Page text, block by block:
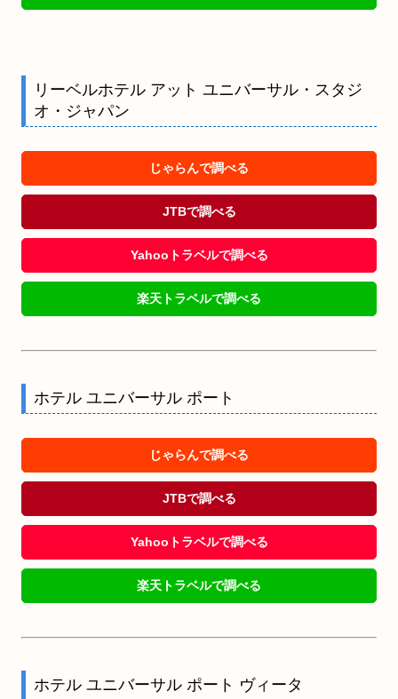
リーベルホテル アット ユニバーサル・スタジ
オ・ジャパン
じゃらんで調べる
JTBで調べる
Yahooトラベルで調べる
楽天トラベルで調べる
ホテル ユニバーサル ポート
じゃらんで調べる
JTBで調べる
Yahooトラベルで調べる
楽天トラベルで調べる
ホテル ユニバーサル ポート ヴィータ